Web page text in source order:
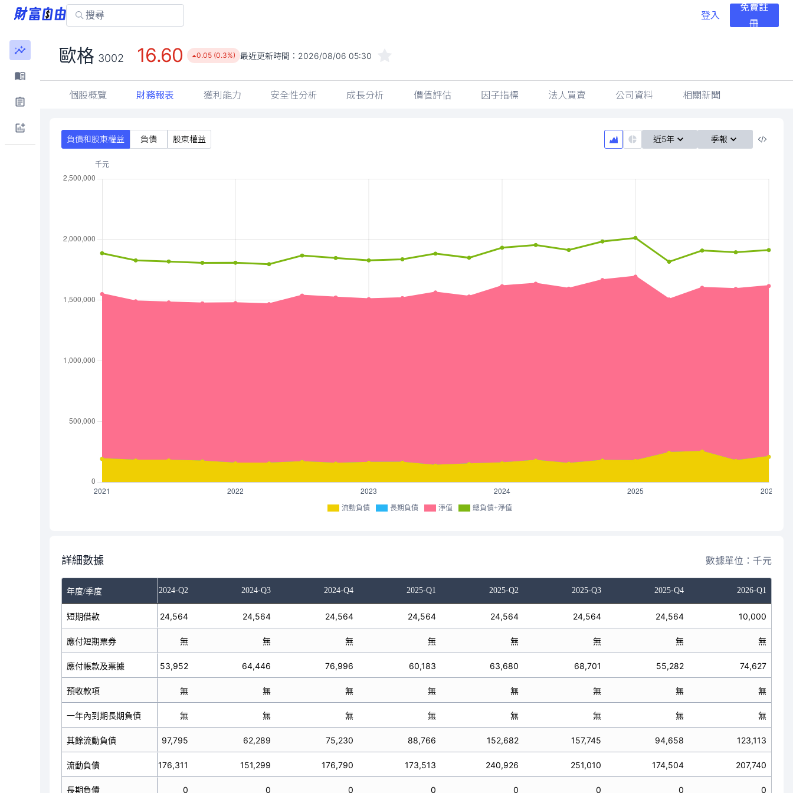
登入
免費註
冊
歐格 3002 16.60 0.05 (0.3%) 最近更新時間： 2026/08/06 05:30
個股概覽 財務報表 獲利能力 安全性分析 成長分析 價值評估 因子指標 法人買賣 公司資料 相關新聞
負債和股東權益 負債 股東權益 近5年 季報
流動負債 長期負債 淨值 總負債+淨值
詳細數據 數據單位：千元
年度/季度
2024-Q1 2024-Q2 2024-Q3 2024-Q4 2025-Q1 2025-Q2 2025-Q3 2025-Q4 2026-Q1
短期借款
應付短期票券
應付帳款及票據
預收款項
一年內到期長期負債
其餘流動負債
流動負債
長期負債
24,564 24,564 24,564 24,564 24,564 24,564 24,564 24,564 10,000
無 無 無 無 無 無 無 無 無
69,121 53,952 64,446 76,996 60,183 63,680 68,701 55,282 74,627
無 無 無 無 無 無 無 無 無
無 無 無 無 無 無 無 無 無
61,423 97,795 62,289 75,230 88,766 152,682 157,745 94,658 123,113
155,108 176,311 151,299 176,790 173,513 240,926 251,010 174,504 207,740
0 0 0 0 0 0 0 0